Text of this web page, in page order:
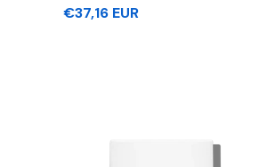
Preço
€37,16 EUR